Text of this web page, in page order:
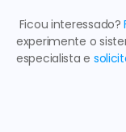
Ficou interessado?
experimente o
especialista e